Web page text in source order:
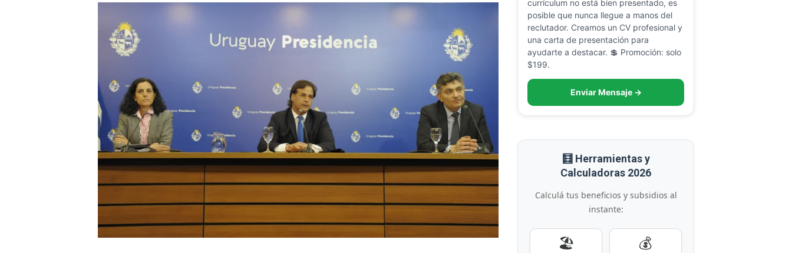
currículum no está bien presentado, es
posible que nunca llegue a manos del
reclutador. Creamos un CV profesional y
una carta de presentación para
ayudarte a destacar. 💲 Promoción: solo
$199.
Enviar Mensaje →
🧮 Herramientas y
Calculadoras 2026
Calculá tus beneficios y subsidios al
instante:
🏖️ 💰